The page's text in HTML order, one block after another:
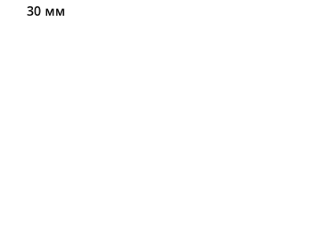
30 мм